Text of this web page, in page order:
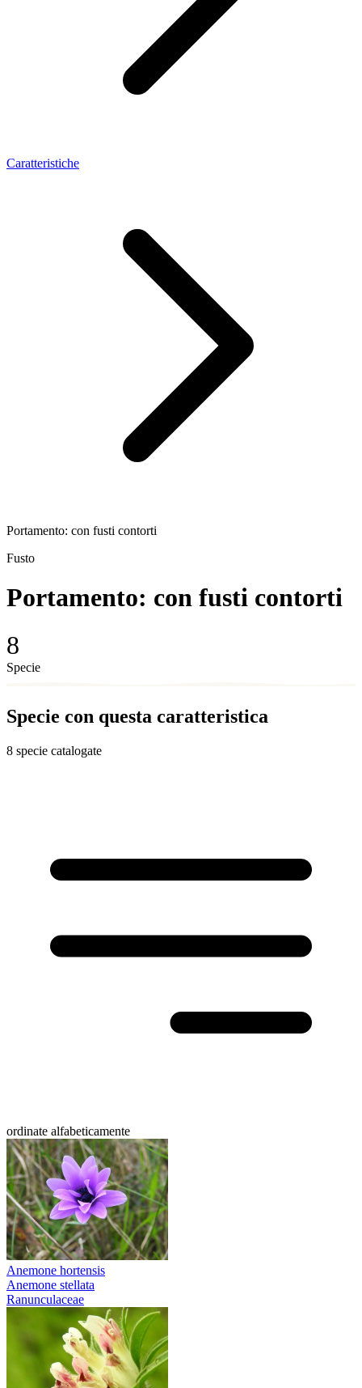
Caratteristiche
Portamento: con fusti contorti
Fusto
Portamento: con fusti contorti
8
Specie
Specie con questa caratteristica
8 specie catalogate
ordinate alfabeticamente
Anemone hortensis
Anemone stellata
Ranunculaceae